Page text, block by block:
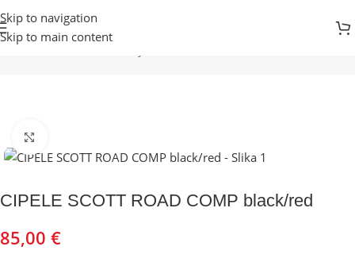
Skip to navigation
Skip to main content
Početna
CIPELE SCOTT ROAD COMP black/red
85,00 €